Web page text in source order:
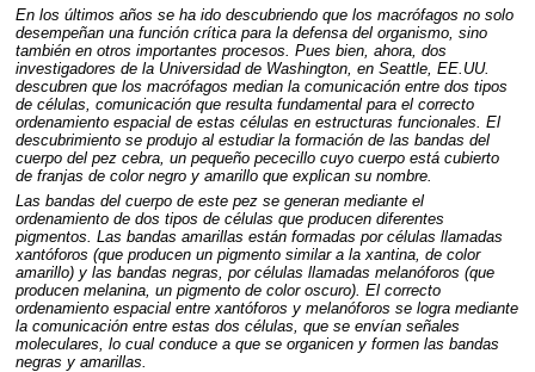
En los últimos años se ha ido descubriendo que los macrófagos no solo
desempeñan una función crítica para la defensa del organismo, sino
también en otros importantes procesos. Pues bien, ahora, dos
investigadores de la Universidad de Washington, en Seattle, EE.UU.
descubren que los macrófagos median la comunicación entre dos tipos
de células, comunicación que resulta fundamental para el correcto
ordenamiento espacial de estas células en estructuras funcionales. El
descubrimiento se produjo al estudiar la formación de las bandas del
cuerpo del pez cebra, un pequeño pececillo cuyo cuerpo está cubierto
de franjas de color negro y amarillo que explican su nombre.
Las bandas del cuerpo de este pez se generan mediante el
ordenamiento de dos tipos de células que producen diferentes
pigmentos. Las bandas amarillas están formadas por células llamadas
xantóforos (que producen un pigmento similar a la xantina, de color
amarillo) y las bandas negras, por células llamadas melanóforos (que
producen melanina, un pigmento de color oscuro). El correcto
ordenamiento espacial entre xantóforos y melanóforos se logra mediante
la comunicación entre estas dos células, que se envían señales
moleculares, lo cual conduce a que se organicen y formen las bandas
negras y amarillas.